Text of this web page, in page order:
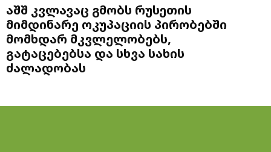
აშშ კვლავაც გმობს რუსეთის
მიმდინარე ოკუპაციის პირობებში
მომხდარ მკვლელობებს,
გატაცებებსა და სხვა სახის
ძალადობას